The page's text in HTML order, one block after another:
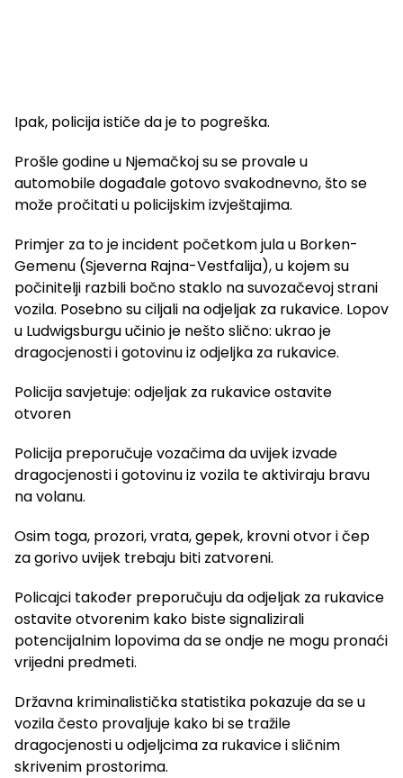
Ipak, policija ističe da je to pogreška.
Prošle godine u Njemačkoj su se provale u
automobile događale gotovo svakodnevno, što se
može pročitati u policijskim izvještajima.
Primjer za to je incident početkom jula u Borken-
Gemenu (Sjeverna Rajna-Vestfalija), u kojem su
počinitelji razbili bočno staklo na suvozačevoj strani
vozila. Posebno su ciljali na odjeljak za rukavice. Lopov
u Ludwigsburgu učinio je nešto slično: ukrao je
dragocjenosti i gotovinu iz odjeljka za rukavice.
Policija savjetuje: odjeljak za rukavice ostavite
otvoren
Policija preporučuje vozačima da uvijek izvade
dragocjenosti i gotovinu iz vozila te aktiviraju bravu
na volanu.
Osim toga, prozori, vrata, gepek, krovni otvor i čep
za gorivo uvijek trebaju biti zatvoreni.
Policajci također preporučuju da odjeljak za rukavice
ostavite otvorenim kako biste signalizirali
potencijalnim lopovima da se ondje ne mogu pronaći
vrijedni predmeti.
Državna kriminalistička statistika pokazuje da se u
vozila često provaljuje kako bi se tražile
dragocjenosti u odjeljcima za rukavice i sličnim
skrivenim prostorima.